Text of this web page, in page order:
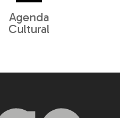
Agenda
Cultural